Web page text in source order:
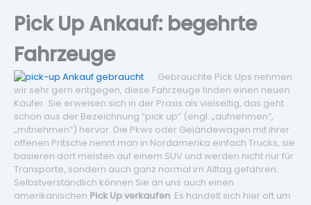
Pick Up Ankauf: begehrte
Fahrzeuge
Gebrauchte Pick Ups nehmen
wir sehr gern entgegen, diese Fahrzeuge finden einen neuen
Käufer. Sie erweisen sich in der Praxis als vielseitig, das geht
schon aus der Bezeichnung “pick up” (engl. „aufnehmen“,
„mitnehmen“) hervor. Die Pkws oder Geländewagen mit ihrer
offenen Pritsche nennt man in Nordamerika einfach Trucks, sie
basieren dort meisten auf einem SUV und werden nicht nur für
Transporte, sondern auch ganz normal im Alltag gefahren.
Selbstverständlich können Sie an uns auch einen
amerikanischen Pick Up verkaufen. Es handelt sich hier oft um